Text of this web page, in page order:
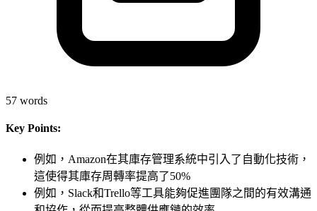
57 words
Key Points:
例如，Amazon在其庫存管理系統中引入了自動化技術，
這使得其庫存周轉率提高了50%
例如，Slack和Trello等工具能夠促進團隊之間的有效溝通